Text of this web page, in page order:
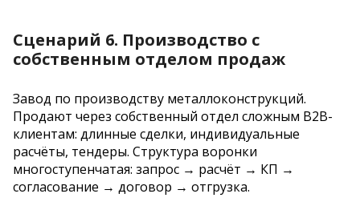
Сценарий 6. Производство с
собственным отделом продаж
Завод по производству металлоконструкций.
Продают через собственный отдел сложным B2B-
клиентам: длинные сделки, индивидуальные
расчёты, тендеры. Структура воронки
многоступенчатая: запрос → расчёт → КП →
согласование → договор → отгрузка.